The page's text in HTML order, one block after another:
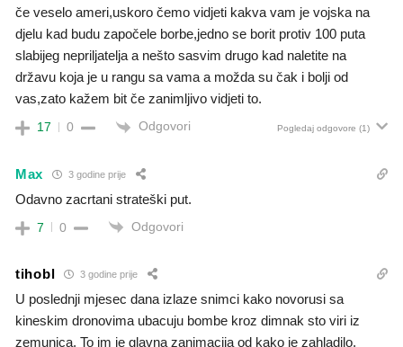
če veselo ameri,uskoro čemo vidjeti kakva vam je vojska na
djelu kad budu započele borbe,jedno se borit protiv 100 puta
slabijeg nepriljatelja a nešto sasvim drugo kad naletite na
državu koja je u rangu sa vama a možda su čak i bolji od
vas,zato kažem bit če zanimljivo vidjeti to.
17 0 Odgovori Pogledaj odgovore (1)
Max 3 godine prije
Odavno zacrtani strateški put.
7 0 Odgovori
tihobl 3 godine prije
U poslednji mjesec dana izlaze snimci kako novorusi sa
kineskim dronovima ubacuju bombe kroz dimnak sto viri iz
zemunica. To im je glavna zanimacija od kako je zahladilo.